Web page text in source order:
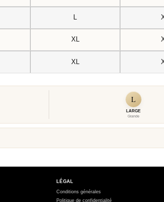
L
XL
XL
L
LARGE
Grande
LÉGAL
Conditions générales
Politique de confidentialité